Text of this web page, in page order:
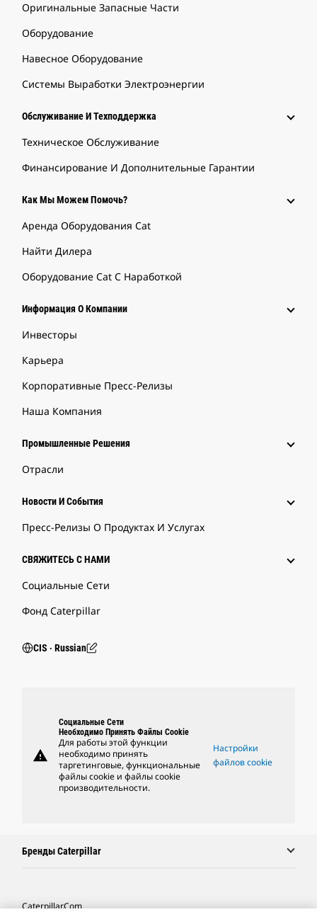
Оригинальные Запасные Части
Оборудование
Навесное Оборудование
Системы Выработки Электроэнергии
Обслуживание И Техподдержка
Техническое Обслуживание
Финансирование И Дополнительные Гарантии
Как Мы Можем Помочь?
Аренда Оборудования Cat
Найти Дилера
Оборудование Cat С Наработкой
Информация О Компании
Инвесторы
Карьера
Корпоративные Пресс-Релизы
Наша Компания
Промышленные Решения
Отрасли
Новости И События
Пресс-Релизы О Продуктах И Услугах
СВЯЖИТЕСЬ С НАМИ
Социальные Сети
Фонд Caterpillar
CIS ‧ Russian
warning
Социальные Сети
Необходимо Принять Файлы Cookie
Для работы этой функции
необходимо принять
таргетинговые, функциональные
файлы cookie и файлы cookie
производительности.
Настройки
файлов cookie
Бренды Caterpillar
Caterpillar.com